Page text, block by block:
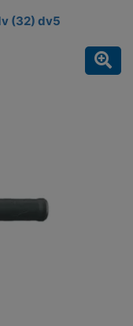
(32) dv5